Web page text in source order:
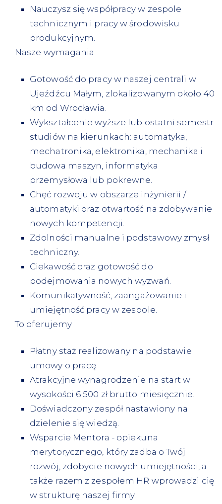
Nauczysz się współpracy w zespole
technicznym i pracy w środowisku
produkcyjnym.
Nasze wymagania
Gotowość do pracy w naszej centrali w
Ujeźdźcu Małym, zlokalizowanym około 40
km od Wrocławia.
Wykształcenie wyższe lub ostatni semestr
studiów na kierunkach: automatyka,
mechatronika, elektronika, mechanika i
budowa maszyn, informatyka
przemysłowa lub pokrewne.
Chęć rozwoju w obszarze inżynierii /
automatyki oraz otwartość na zdobywanie
nowych kompetencji.
Zdolności manualne i podstawowy zmysł
techniczny.
Ciekawość oraz gotowość do
podejmowania nowych wyzwań.
Komunikatywność, zaangażowanie i
umiejętność pracy w zespole.
To oferujemy
Płatny staż realizowany na podstawie
umowy o pracę.
Atrakcyjne wynagrodzenie na start w
wysokości 6 500 zł brutto miesięcznie!
Doświadczony zespół nastawiony na
dzielenie się wiedzą.
Wsparcie Mentora - opiekuna
merytorycznego, który zadba o Twój
rozwój, zdobycie nowych umiejętności, a
także razem z zespołem HR wprowadzi cię
w strukturę naszej firmy.